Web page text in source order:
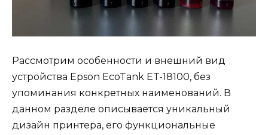
Рассмотрим особенности и внешний вид
устройства Epson EcoTank ET-18100, без
упоминания конкретных наименований. В
данном разделе описывается уникальный
дизайн принтера, его функциональные